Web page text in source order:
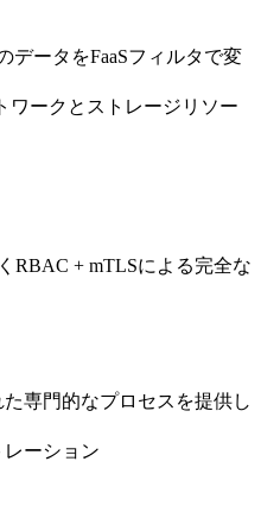
データをFaaSフィルタで変
ワークとストレージリソー
RBAC + mTLSによる完全な
た専門的なプロセスを提供し
ーション